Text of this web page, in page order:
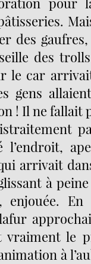
des
des
le car
gens
! Il ne fallait
l’endroit,
arrivait
à
enjouée.
vraiment le
à